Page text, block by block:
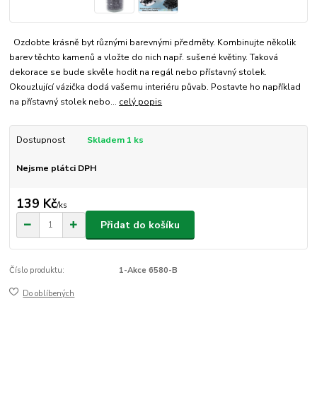
Ozdobte krásně byt různými barevnými předměty. Kombinujte několik
barev těchto kamenů a vložte do nich např. sušené květiny. Taková
dekorace se bude skvěle hodit na regál nebo přístavný stolek.
Okouzlující vázička dodá vašemu interiéru půvab. Postavte ho například
na přístavný stolek nebo... celý popis
Dostupnost Skladem 1 ks
Nejsme plátci DPH
139 Kč/ks
Přidat do košíku
Číslo produktu: 1-Akce 6580-B
Do oblíbených